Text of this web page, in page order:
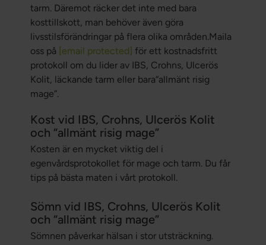
tarm. Däremot räcker det inte med bara
kosttillskott, man behöver även göra
livsstilsförändringar på flera olika områden.Maila
oss på [email protected] för ett kostnadsfritt
protokoll om du lider av IBS, Crohns, Ulcerös
Kolit, läckande tarm eller bara“allmänt risig
mage”.
Kost vid IBS, Crohns, Ulcerös Kolit
och “allmänt risig mage”
Kosten är en mycket viktig del i
egenvårdsprotokollet för mage och tarm. Du får
tips på bästa maten i vårt protokoll.
Sömn vid IBS, Crohns, Ulcerös Kolit
och “allmänt risig mage”
Sömnen påverkar hälsan i stor utsträckning.